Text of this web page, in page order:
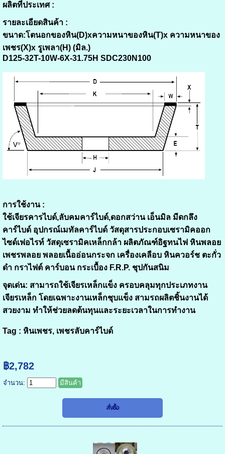
ผลิตที่ประเทศ :
รายละเอียดสินค้า :
ขนาด:โตนอกของหิน(D)xความหนาของหิน(T)x ความหนาของ
เพชร(X)x รูเพลา(H) (มิล.)
D125-32T-10W-6X-31.75H SDC230N100
การใช้งาน :
ใช้เจียรคารไบด์,ลับคมคาร์ไบด์,ดอกสว่าน เอ็นมิล มีดกลึง
คาร์ไบด์ อุปกรณ์เมทัลคาร์ไบด์ วัสดุสารประกอบเซรามิคออก
ไซด์เฟอไรท์ วัสดุเซรามิคเหล็กกล้า ผลิตภัณฑ์อิฐทนไฟ หินพลอย
เพชรพลอย พลอยเนื้ออ่อนกระจก เครื่องเคลือบ หินควอร์ช ตะกั่ว
ดำ กราไฟต์ คาร์บอน กระเบื้อง F.R.P. ชุปกันสนิม
จุดเด่น: สามารถใช้เจียรเหล็กแข็ง ครอบคลุมทุกประเภทงาน
เจียรเหล็ก โดยเฉพาะงานเหล็กชุบแข็ง สามรถผลิตชิ้นงานได้
สวยงาม ทำให้ช่วยลดต้นทุนและระยะเวลาในการทำงาน
Tag : หินเพชร, เพชรลับคาร์ไบด์
฿2,782
จำนวน: มีสินค้า